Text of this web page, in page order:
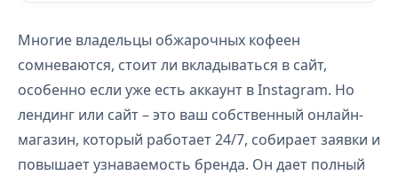
Многие владельцы обжарочных кофеен
сомневаются, стоит ли вкладываться в сайт,
особенно если уже есть аккаунт в Instagram. Но
лендинг или сайт – это ваш собственный онлайн-
магазин, который работает 24/7, собирает заявки и
повышает узнаваемость бренда. Он дает полный